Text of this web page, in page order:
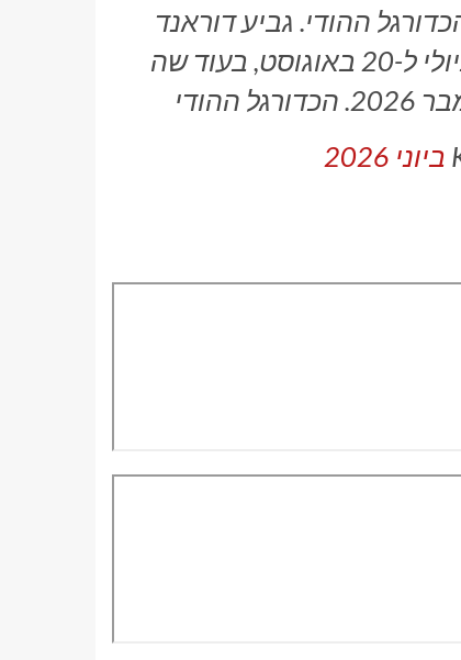
ההודי. גביע דוראנד
מתוכנן להימשך בין ה-11 ביולי ל-20 באוגוסט, בעוד שה-ISL מתוכנן ל-1